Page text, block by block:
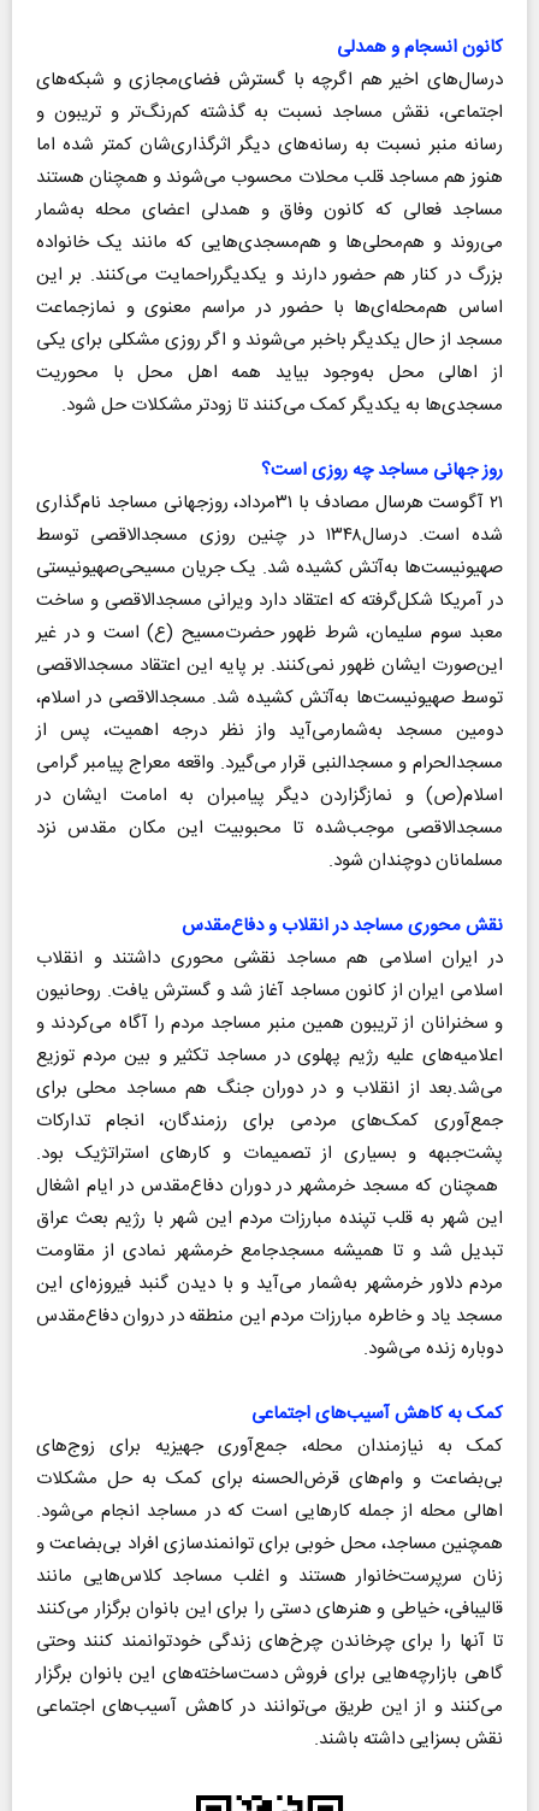
کانون انسجام و همدلی
درسال‌های اخیر هم اگرچه با گسترش فضای‌مجازی و شبکه‌های
اجتماعی، نقش مساجد نسبت به گذشته کم‌رنگ‌تر و تریبون و
رسانه منبر نسبت به رسانه‌های دیگر اثرگذاری‌شان کمتر شده اما
هنوز هم مساجد قلب محلات محسوب می‌شوند و همچنان هستند
مساجد فعالی که کانون وفاق و همدلی اعضای محله به‌شمار
می‌روند و هم‌محلی‌ها و هم‌مسجدی‌هایی که مانند یک خانواده
بزرگ در کنار هم حضور دارند و یکدیگرراحمایت می‌کنند. بر این
اساس هم‌محله‌ای‌ها با حضور در مراسم‌ معنوی و نمازجماعت
مسجد از حال یکدیگر باخبر می‌شوند و اگر روزی مشکلی برای یکی
از اهالی محل به‌وجود بیاید همه اهل محل با محوریت
مسجدی‌ها به یکدیگر کمک می‌کنند تا زودتر مشکلات حل شود.
روز جهانی مساجد چه روزی است؟
۲۱ آگوست هرسال مصادف با ۳۱مرداد، روزجهانی مساجد نام‌گذاری
شده است. درسال۱۳۴۸ در چنین روزی مسجدالاقصی توسط
صهیونیست‌ها به‌آتش کشیده شد. یک جریان مسیحی‌صهیونیستی
در آمریکا شکل‌گرفته که اعتقاد دارد ویرانی مسجد‌الاقصی و ساخت
معبد سوم سلیمان، شرط ظهور حضرت‌مسیح (ع) است و در غیر
این‌صورت ایشان ظهور نمی‌کنند. بر پایه این اعتقاد مسجدالاقصی
توسط صهیونیست‌ها به‌آتش کشیده شد. مسجدالاقصی در اسلام،
دومین مسجد به‌شمارمی‌آید واز نظر درجه اهمیت، پس از
مسجدالحرام و مسجد‌النبی قرار می‌گیرد. واقعه معراج پیامبر گرامی
اسلام(ص) و نمازگزاردن دیگر پیامبران به امامت ایشان در
مسجدالاقصی موجب‌شده تا محبوبیت این مکان مقدس نزد
مسلمانان دوچندان شود.
نقش محوری مساجد در انقلاب و دفاع‌مقدس
در ایران اسلامی هم مساجد نقشی محوری داشتند و انقلاب
اسلامی ایران از کانون مساجد آغاز شد و گسترش یافت. روحانیون
و سخنرانان از تریبون همین منبر مساجد مردم را آگاه می‌کردند و
اعلامیه‌های علیه رژیم پهلوی در مساجد تکثیر و بین مردم توزیع
می‌شد.بعد از انقلاب و در دوران جنگ هم مساجد محلی برای
جمع‌آوری کمک‌های مردمی برای رزمندگان،‌ انجام تدارکات
پشت‌جبهه و بسیاری از تصمیمات و کارهای استراتژیک بود.
همچنان که مسجد خرمشهر در دوران دفاع‌مقدس در ایام اشغال
این شهر به قلب تپنده مبارزات مردم این شهر با رژیم بعث عراق
تبدیل شد و تا همیشه مسجد‌جامع خرمشهر نمادی از مقاومت
مردم دلاور خرمشهر به‌شمار می‌آید و با دیدن گنبد فیروزه‌ای این
مسجد یاد و خاطره مبارزات مردم این منطقه در دروان دفاع‌مقدس
دوباره زنده می‌شود.
کمک به کاهش آسیب‌های اجتماعی
کمک به نیازمندان محله، ‌جمع‌آوری جهیزیه برای زوج‌های
بی‌بضاعت و وام‌های قرض‌الحسنه برای کمک به حل مشکلات
اهالی محله از جمله کارهایی است که در مساجد انجام می‌شود.
همچنین مساجد، محل خوبی برای توانمندسازی افراد بی‌بضاعت و
زنان سرپرست‌خانوار هستند و اغلب مساجد کلاس‌هایی مانند
قالیبافی، خیاطی و هنرهای دستی را برای این بانوان برگزار می‌کنند
تا آنها را برای چرخاندن چرخ‌های زندگی خودتوانمند کنند وحتی
گاهی بازارچه‌هایی برای فروش دست‌ساخته‌های این بانوان برگزار
می‌کنند و از این طریق می‌توانند در کاهش آسیب‌های اجتماعی
نقش بسزایی داشته باشند.